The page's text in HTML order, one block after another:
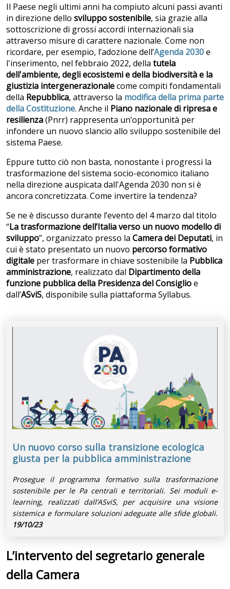
Il Paese negli ultimi anni ha compiuto alcuni passi avanti
in direzione dello sviluppo sostenibile, sia grazie alla
sottoscrizione di grossi accordi internazionali sia
attraverso misure di carattere nazionale. Come non
ricordare, per esempio, l’adozione dell’Agenda 2030e
l'inserimento, nel febbraio 2022, della tutela
dell'ambiente, degli ecosistemi e della biodiversità e la
giustizia intergenerazionalecome compiti fondamentali
della Repubblica, attraverso la modifica della prima parte
della Costituzione. Anche il Piano nazionale di ripresa e
resilienza(Pnrr) rappresenta un’opportunità per
infondere un nuovo slancio allo sviluppo sostenibile del
sistema Paese.
Eppure tutto ciò non basta, nonostante i progressi la
trasformazione del sistema socio-economico italiano
nella direzione auspicata dall'Agenda 2030 non si è
ancora concretizzata. Come invertire la tendenza?
Se ne è discusso durante l’evento del 4 marzo dal titolo
“La trasformazione dell’Italia verso un nuovo modello di
sviluppo”, organizzato presso la Camera dei Deputati, in
cui è stato presentato un nuovo percorso formativo
digitale per trasformare in chiave sostenibile la Pubblica
amministrazione, realizzato dal Dipartimento della
funzione pubblica della Presidenza del Consiglioe
dall’ASviS, disponibile sulla piattaforma Syllabus.
Un nuovo corso sulla transizione ecologica
giusta per la pubblica amministrazione
Prosegue il programma formativo sulla trasformazione
sostenibile per le Pa centrali e territoriali. Sei moduli e-
learning, realizzati dall’ASviS, per acquisire una visione
sistemica e formulare soluzioni adeguate alle sfide globali.
19/10/23
L’intervento del segretario generale
della Camera